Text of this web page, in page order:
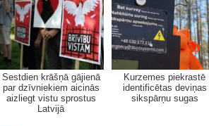
Sestdien krāšņā gājienā
par dzīvniekiem aicinās
aizliegt vistu sprostus
Latvijā
Kurzemes piekrastē
identificētas deviņas
sikspārņu sugas